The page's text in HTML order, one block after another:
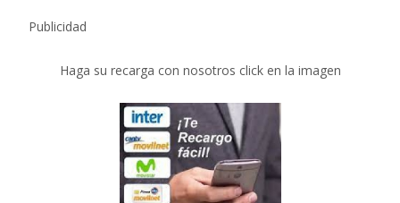
Publicidad
Haga su recarga con nosotros click en la imagen